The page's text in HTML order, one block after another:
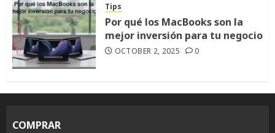
Tips
Por qué los MacBooks son la
mejor inversión para tu negocio
OCTOBER 2, 2025 0
COMPRAR